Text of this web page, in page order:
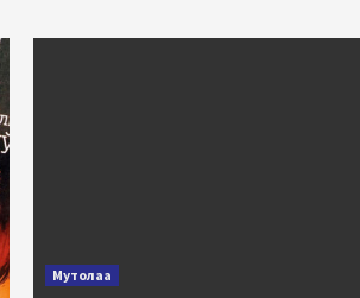
Мутолаа